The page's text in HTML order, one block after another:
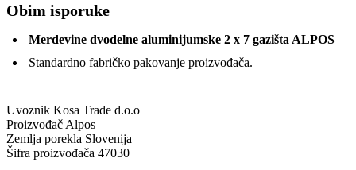
Obim isporuke
Merdevine dvodelne aluminijumske 2 x 7 gazišta ALPOS
Standardno fabričko pakovanje proizvođača.
Uvoznik Kosa Trade d.o.o
Proizvođač Alpos
Zemlja porekla Slovenija
Šifra proizvođača 47030